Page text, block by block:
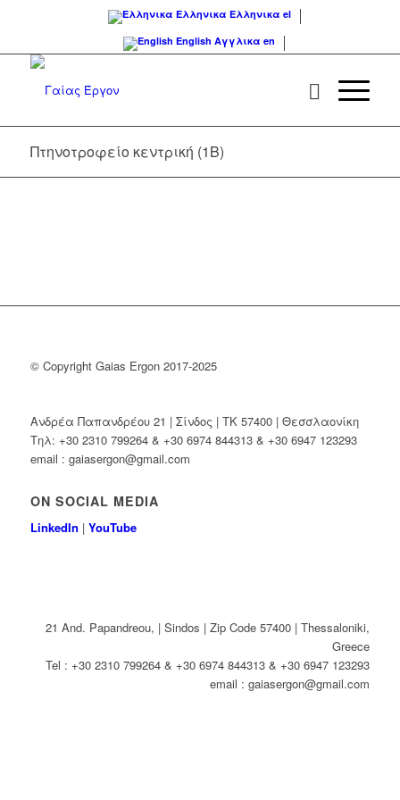
Ελληνικα Ελληνικα el
English Αγγλικα en
Πτηνοτροφείο κεντρική (1Β)
© Copyright Gaias Ergon 2017-2025
Ανδρέα Παπανδρέου 21 | Σίνδος | ΤΚ 57400 | Θεσσλαονίκη
Τηλ: +30 2310 799264 & +30 6974 844313 & +30 6947 123293
email : gaiasergon@gmail.com
ON SOCIAL MEDIA
LinkedIn | YouTube
21 And. Papandreou, | Sindos | Zip Code 57400 | Thessaloniki,
Greece
Tel : +30 2310 799264 & +30 6974 844313 & +30 6947 123293
email : gaiasergon@gmail.com